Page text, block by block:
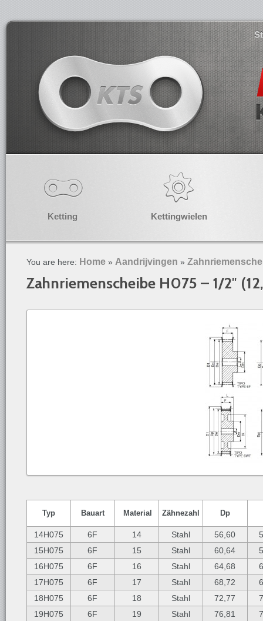
Ketting Kettingwielen
You are here: Home » Aandrijvingen »
Zahnriemenscheibe H075 – 1/2″
Typ Bauart Material Zähnezahl Dp
14H075 6F 14 Stahl 56,60
15H075
6F 15 Stahl 60,64
16H075
6F 16 Stahl 64,68
17H075
6F 17 Stahl 68,72
18H075
6F 18 Stahl 72,77
19H075
6F 19 Stahl 76,81